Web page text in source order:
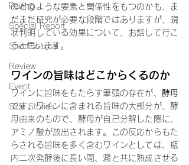
Pairing
Special Report
Short Journal
Review
Event
Side Stories
のどのような要素と関係性をもつのかも、ま
だまだ研究が必要な段階ではありますが、現
状判明している効果について、お話して行こ
うと思います。
ワインの旨味はどこからくるのか
ワインに旨味をもたらす筆頭の存在が、 酵母
です。ワインに含まれる旨味の大部分が、酵
母由来のもので、酵母が自己分解した際に、
アミノ酸が放出されます。この反応からもた
らされる旨味を多く含むワインとしては、瓶
内二次発酵後に長い間、澱と共に熟成させる